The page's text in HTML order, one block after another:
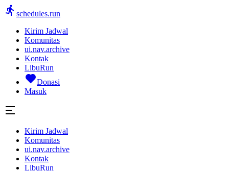
schedules.run
Kirim Jadwal
Komunitas
ui.nav.archive
Kontak
LibuRun
Donasi
Masuk
Kirim Jadwal
Komunitas
ui.nav.archive
Kontak
LibuRun